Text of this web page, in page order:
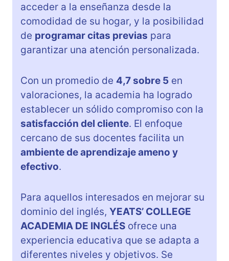
acceder a la enseñanza desde la
comodidad de su hogar, y la posibilidad
de programar citas previas para
garantizar una atención personalizada.
Con un promedio de 4,7 sobre 5 en
valoraciones, la academia ha logrado
establecer un sólido compromiso con la
satisfacción del cliente. El enfoque
cercano de sus docentes facilita un
ambiente de aprendizaje ameno y
efectivo.
Para aquellos interesados en mejorar su
dominio del inglés, YEATS’ COLLEGE
ACADEMIA DE INGLÉS ofrece una
experiencia educativa que se adapta a
diferentes niveles y objetivos. Se